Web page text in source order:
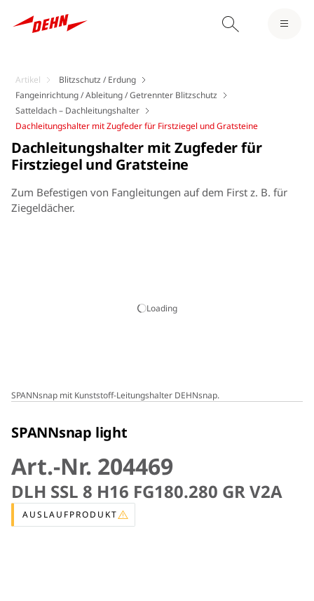
Artikel
Blitzschutz / Erdung
Fangeinrichtung / Ableitung / Getrennter Blitzschutz
Satteldach – Dachleitungshalter
Dachleitungshalter mit Zugfeder für Firstziegel und Gratsteine
Loading
SPANNsnap mit Kunststoff-Leitungshalter DEHNsnap.
Dachleitungshalter mit Zugfeder für
Firstziegel und Gratsteine
Zum Befestigen von Fangleitungen auf dem First z. B. für
Ziegeldächer.
SPANNsnap light
Art.-Nr. 204469
DLH SSL 8 H16 FG180.280 GR V2A
AUSLAUFPRODUKT